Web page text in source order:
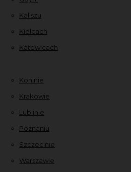
Kaliszu
Kielcach
Katowicach
Koninie
Krakowie
Lublinie
Poznaniu
Szczecinie
Warszawie